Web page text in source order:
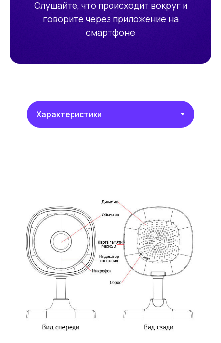
Слушайте, что происходит вокруг и
говорите через приложение на
смартфоне